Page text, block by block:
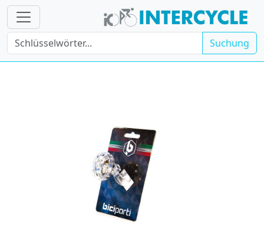
Suchung